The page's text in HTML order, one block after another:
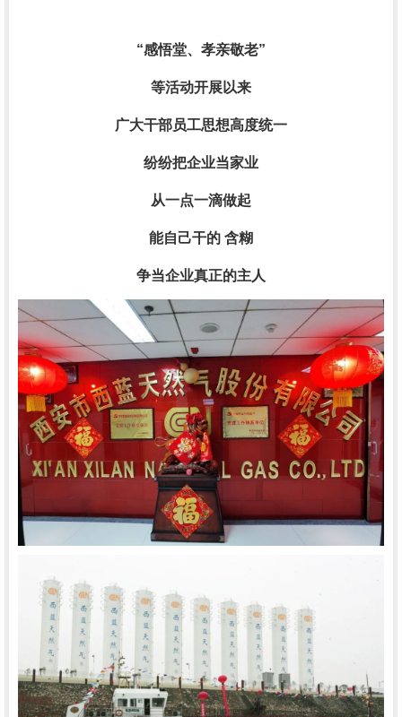
“感悟堂、孝亲敬老”
等活动开展以来
广大干部员工思想高度统一
纷纷把企业当家业
从一点一滴做起
能自己干的 含糊
争当企业真正的主人